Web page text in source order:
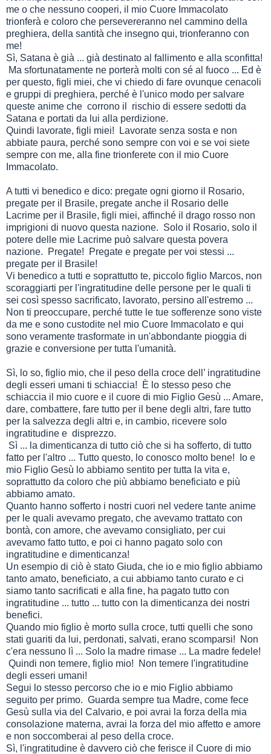
me o che nessuno cooperi, il mio Cuore Immacolato
trionferà e coloro che persevereranno nel cammino della
preghiera, della santità che insegno qui, trionferanno con
me!
Sì, Satana è già ... già destinato al fallimento e alla sconfitta!
Ma sfortunatamente ne porterà molti con sé al fuoco ... Ed è
per questo, figli miei, che vi chiedo di fare ovunque cenacoli
e gruppi di preghiera, perché è l'unico modo per salvare
queste anime che corrono il rischio di essere sedotti da
Satana e portati da lui alla perdizione.
Quindi lavorate, figli miei! Lavorate senza sosta e non
abbiate paura, perché sono sempre con voi e se voi siete
sempre con me, alla fine trionferete con il mio Cuore
Immacolato.
A tutti vi benedico e dico: pregate ogni giorno il Rosario,
pregate per il Brasile, pregate anche il Rosario delle
Lacrime per il Brasile, figli miei, affinché il drago rosso non
imprigioni di nuovo questa nazione. Solo il Rosario, solo il
potere delle mie Lacrime può salvare questa povera
nazione. Pregate! Pregate e pregate per voi stessi ...
pregate per il Brasile!
Vi benedico a tutti e soprattutto te, piccolo figlio Marcos, non
scoraggiarti per l'ingratitudine delle persone per le quali ti
sei così spesso sacrificato, lavorato, persino all'estremo ...
Non ti preoccupare, perché tutte le tue sofferenze sono viste
da me e sono custodite nel mio Cuore Immacolato e qui
sono veramente trasformate in un'abbondante pioggia di
grazie e conversione per tutta l'umanità.
Sì, lo so, figlio mio, che il peso della croce dell’ ingratitudine
degli esseri umani ti schiaccia! È lo stesso peso che
schiaccia il mio cuore e il cuore di mio Figlio Gesù ... Amare,
dare, combattere, fare tutto per il bene degli altri, fare tutto
per la salvezza degli altri e, in cambio, ricevere solo
ingratitudine e disprezzo.
Sì ... la dimenticanza di tutto ciò che si ha sofferto, di tutto
fatto per l'altro ... Tutto questo, lo conosco molto bene! Io e
mio Figlio Gesù lo abbiamo sentito per tutta la vita e,
soprattutto da coloro che più abbiamo beneficiato e più
abbiamo amato.
Quanto hanno sofferto i nostri cuori nel vedere tante anime
per le quali avevamo pregato, che avevamo trattato con
bontà, con amore, che avevamo consigliato, per cui
avevamo fatto tutto, e poi ci hanno pagato solo con
ingratitudine e dimenticanza!
Un esempio di ciò è stato Giuda, che io e mio figlio abbiamo
tanto amato, beneficiato, a cui abbiamo tanto curato e ci
siamo tanto sacrificati e alla fine, ha pagato tutto con
ingratitudine ... tutto ... tutto con la dimenticanza dei nostri
benefici.
Quando mio figlio è morto sulla croce, tutti quelli che sono
stati guariti da lui, perdonati, salvati, erano scomparsi! Non
c'era nessuno lì ... Solo la madre rimase ... La madre fedele!
Quindi non temere, figlio mio! Non temere l'ingratitudine
degli esseri umani!
Segui lo stesso percorso che io e mio Figlio abbiamo
seguito per primo. Guarda sempre tua Madre, come fece
Gesù sulla via del Calvario, e poi avrai la forza della mia
consolazione materna, avrai la forza del mio affetto e amore
e non soccomberai al peso della croce.
Sì, l'ingratitudine è davvero ciò che ferisce il Cuore di mio